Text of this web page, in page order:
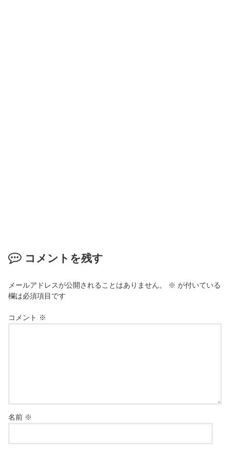
コメントを残す
メールアドレスが公開されることはありません。 ※ が付いている
欄は必須項目です
コメント ※
名前 ※